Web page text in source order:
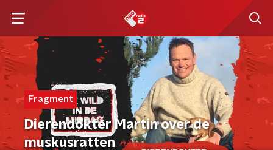
Fragment
Dierendokter Martin over de
muskusratten